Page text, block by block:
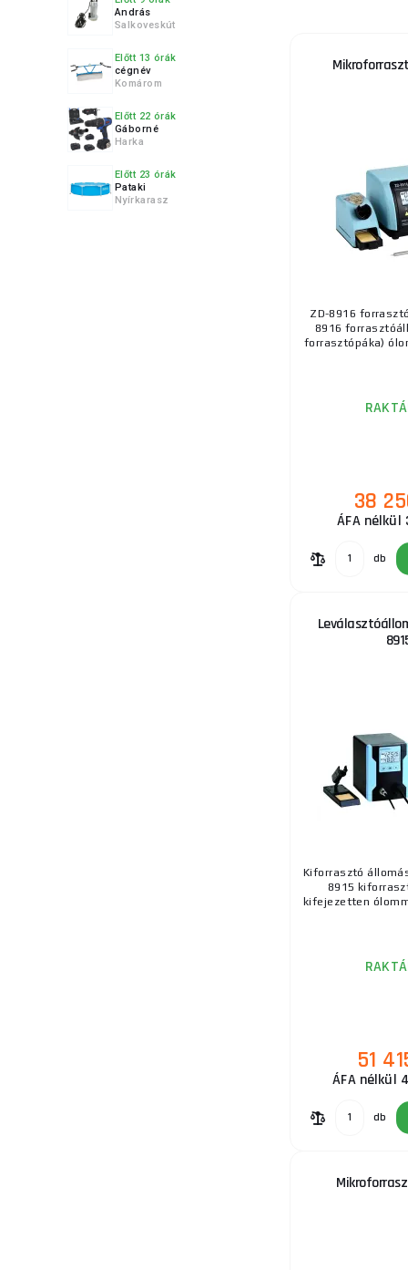
András
Salkoveskút
Előtt 13 órák
cégnév
Komárom
Előtt 22 órák
Gáborné
Harka
Előtt 23 órák
Pataki
Nyírkarasz
9.
17.
ZD-8916
8916
forrasztópáka)
38
ÁFA nélkül
db
Kiforrasztó
8915
kifejezetten
51
ÁFA nélkül
db